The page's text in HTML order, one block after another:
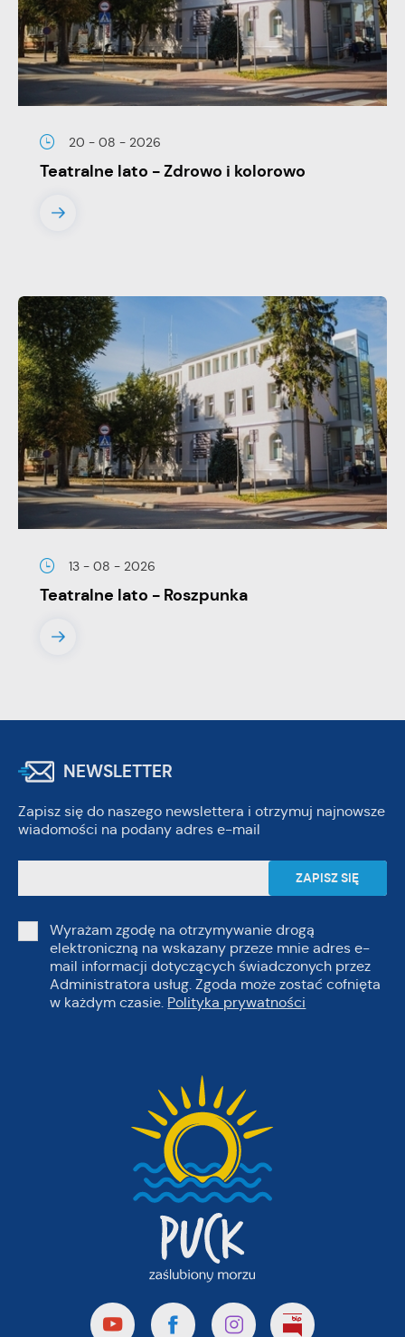
20 - 08 - 2026
Teatralne lato - Zdrowo i kolorowo
13 - 08 - 2026
Teatralne lato - Roszpunka
NEWSLETTER
Zapisz się do naszego newslettera i otrzymuj najnowsze
wiadomości na podany adres e-mail
Wyrażam zgodę na otrzymywanie drogą
elektroniczną na wskazany przeze mnie adres e-
mail informacji dotyczących świadczonych przez
Administratora usług. Zgoda może zostać cofnięta
w każdym czasie. Polityka prywatności